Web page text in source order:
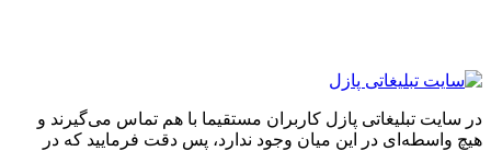
در سایت تبلیغاتی پازل کاربران مستقیما با هم تماس می‌گیرند و
هیچ واسطه‌ای در این میان وجود ندارد، پس دقت فرمایید که در